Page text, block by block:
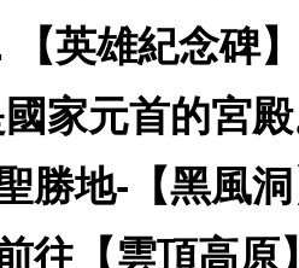
【英雄紀念碑
家元首的宮
勝地-【黑風
往【雲頂高